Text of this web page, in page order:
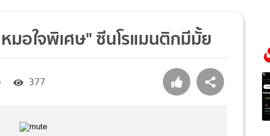
อใจพิเศษ" ซีนโรแมนติกมีมั้ย
377